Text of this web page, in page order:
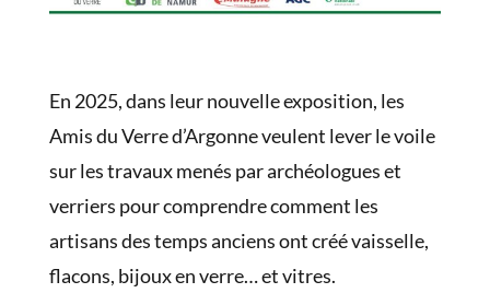
En 2025, dans leur nouvelle exposition, les
Amis du Verre d’Argonne veulent lever le voile
sur les travaux menés par archéologues et
verriers pour comprendre comment les
artisans des temps anciens ont créé vaisselle,
flacons, bijoux en verre… et vitres.